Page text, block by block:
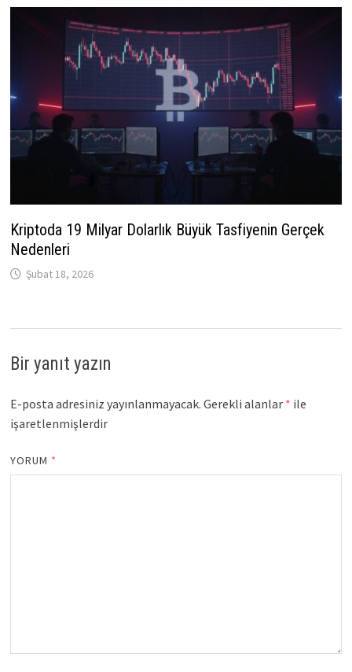
Kriptoda 19 Milyar Dolarlık Büyük Tasfiyenin Gerçek
Nedenleri
Şubat 18, 2026
Bir yanıt yazın
E-posta adresiniz yayınlanmayacak. Gerekli alanlar * ile
işaretlenmişlerdir
YORUM *